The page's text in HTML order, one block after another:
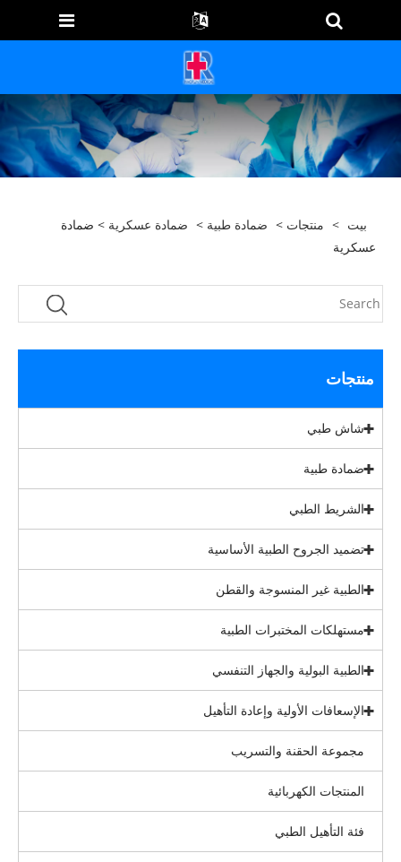
بيت > منتجات > ضمادة طبية > ضمادة عسكرية > ضمادة
عسكرية
منتجات
شاش طبي
ضمادة طبية
الشريط الطبي
تضميد الجروح الطبية الأساسية
الطبية غير المنسوجة والقطن
مستهلكات المختبرات الطبية
الطبية البولية والجهاز التنفسي
الإسعافات الأولية وإعادة التأهيل
مجموعة الحقنة والتسريب
المنتجات الكهربائية
فئة التأهيل الطبي